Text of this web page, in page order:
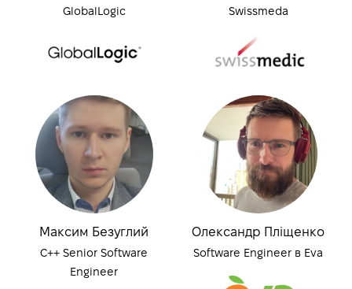
GlobalLogic
Swissmeda
Максим Безуглий
C++ Senior Software
Engineer
Олександр Пліщенко
Software Engineer в Eva